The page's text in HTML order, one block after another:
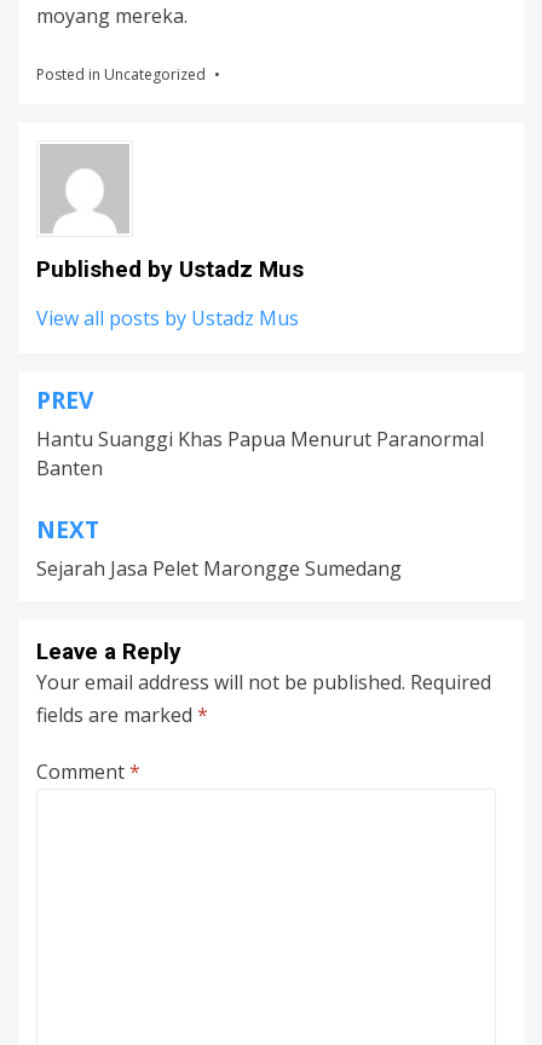
moyang mereka.
Posted in Uncategorized
Published by Ustadz Mus
View all posts by Ustadz Mus
Post
navigation
PREV
Hantu Suanggi Khas Papua Menurut Paranormal
Banten
NEXT
Sejarah Jasa Pelet Marongge Sumedang
Leave a Reply
Your email address will not be published. Required
fields are marked *
Comment*